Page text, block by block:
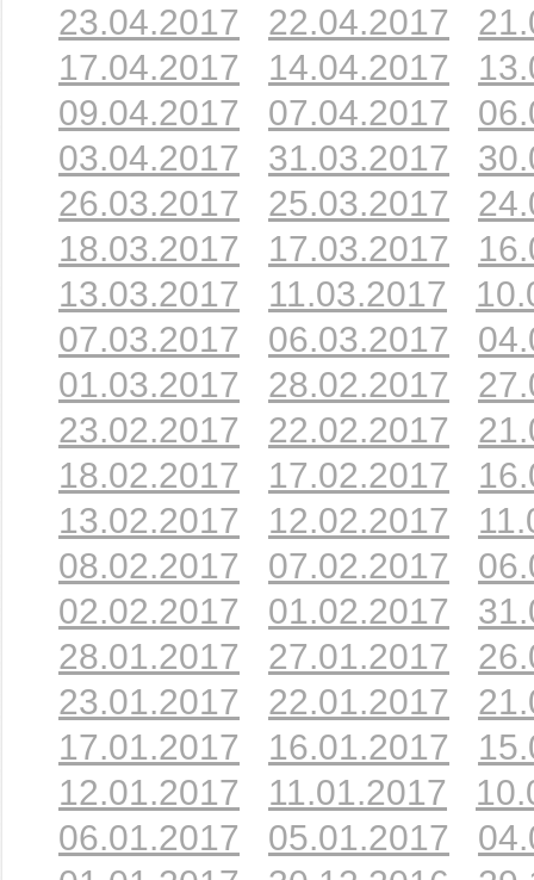
23.04.2017
22.04.2017
17.04.2017
14.04.2017
09.04.2017
07.04.2017
03.04.2017
31.03.2017
26.03.2017
25.03.2017
18.03.2017
17.03.2017
13.03.2017
11.03.2017
07.03.2017
06.03.2017
01.03.2017
28.02.2017
23.02.2017
22.02.2017
18.02.2017
17.02.2017
13.02.2017
12.02.2017
08.02.2017
07.02.2017
02.02.2017
01.02.2017
28.01.2017
27.01.2017
23.01.2017
22.01.2017
17.01.2017
16.01.2017
12.01.2017
11.01.2017
06.01.2017
05.01.2017